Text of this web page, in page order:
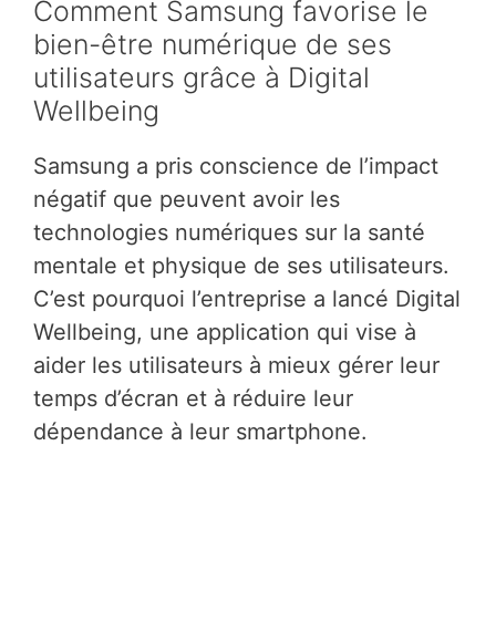
Comment Samsung favorise le
bien-être numérique de ses
utilisateurs grâce à Digital
Wellbeing
Samsung a pris conscience de l’impact
négatif que peuvent avoir les
technologies numériques sur la santé
mentale et physique de ses utilisateurs.
C’est pourquoi l’entreprise a lancé Digital
Wellbeing, une application qui vise à
aider les utilisateurs à mieux gérer leur
temps d’écran et à réduire leur
dépendance à leur smartphone.